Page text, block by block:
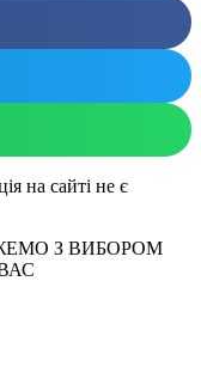
на сайті не є
З ВИБОРОМ